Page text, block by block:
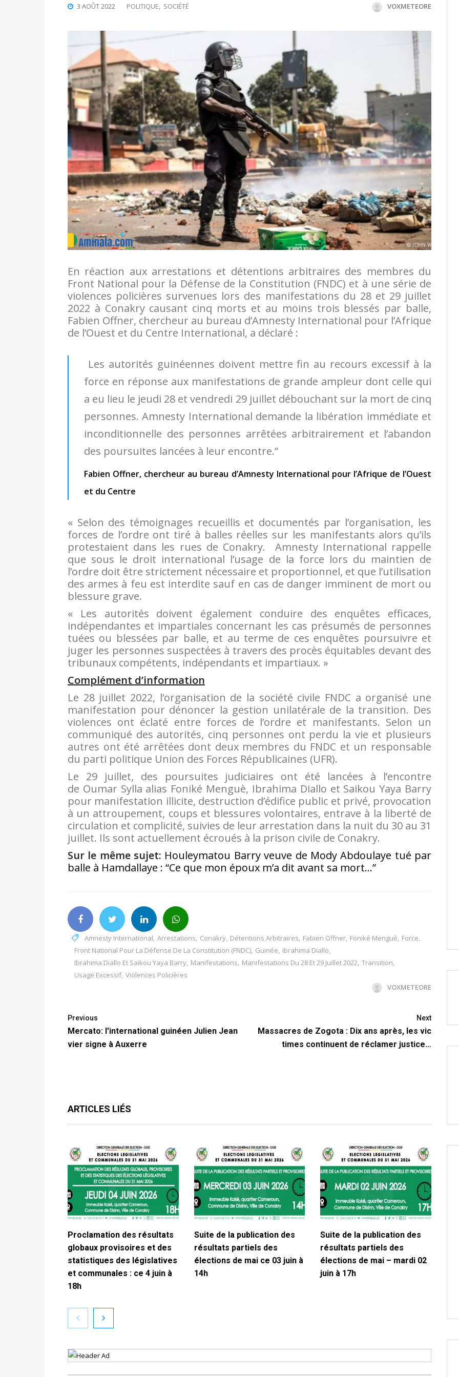
3 AOÛT 2022 POLITIQUE, SOCIÉTÉ VOXMETEORE
En réaction aux arrestations et détentions arbitraires des membres du
Front National pour la Défense de la Constitution (FNDC) et à une série de
violences policières survenues lors des manifestations du 28 et 29 juillet
2022 à Conakry causant cinq morts et au moins trois blessés par balle,
Fabien Offner, chercheur au bureau d’Amnesty International pour l’Afrique
de l’Ouest et du Centre International, a déclaré :
Les autorités guinéennes doivent mettre fin au recours excessif à la
force en réponse aux manifestations de grande ampleur dont celle qui
a eu lieu le jeudi 28 et vendredi 29 juillet débouchant sur la mort de cinq
personnes. Amnesty International demande la libération immédiate et
inconditionnelle des personnes arrêtées arbitrairement et l’abandon
des poursuites lancées à leur encontre.”
Fabien Offner, chercheur au bureau d’Amnesty International pour l’Afrique de l’Ouest
et du Centre
« Selon des témoignages recueillis et documentés par l’organisation, les
forces de l’ordre ont tiré à balles réelles sur les manifestants alors qu’ils
protestaient dans les rues de Conakry. Amnesty International rappelle
que sous le droit international l’usage de la force lors du maintien de
l’ordre doit être strictement nécessaire et proportionnel, et que l’utilisation
des armes à feu est interdite sauf en cas de danger imminent de mort ou
blessure grave.
« Les autorités doivent également conduire des enquêtes efficaces,
indépendantes et impartiales concernant les cas présumés de personnes
tuées ou blessées par balle, et au terme de ces enquêtes poursuivre et
juger les personnes suspectées à travers des procès équitables devant des
tribunaux compétents, indépendants et impartiaux. »
Complément d’information
Le 28 juillet 2022, l’organisation de la société civile FNDC a organisé une
manifestation pour dénoncer la gestion unilatérale de la transition. Des
violences ont éclaté entre forces de l’ordre et manifestants. Selon un
communiqué des autorités, cinq personnes ont perdu la vie et plusieurs
autres ont été arrêtées dont deux membres du FNDC et un responsable
du parti politique Union des Forces Républicaines (UFR).
Le 29 juillet, des poursuites judiciaires ont été lancées à l’encontre
de Oumar Sylla alias Foniké Menguè, Ibrahima Diallo et Saikou Yaya Barry
pour manifestation illicite, destruction d’édifice public et privé, provocation
à un attroupement, coups et blessures volontaires, entrave à la liberté de
circulation et complicité, suivies de leur arrestation dans la nuit du 30 au 31
juillet. Ils sont actuellement écroués à la prison civile de Conakry.
Sur le même sujet: Houleymatou Barry veuve de Mody Abdoulaye tué par
balle à Hamdallaye : “Ce que mon époux m’a dit avant sa mort…”
Amnesty International, Arrestations, Conakry, Détentions Arbitraires, Fabien Offner, Foniké Menguè, Force,
Front National Pour La Défense De La Constitution (FNDC), Guinée, Ibrahima Diallo,
Ibrahima Diallo Et Saikou Yaya Barry, Manifestations, Manifestations Du 28 Et 29 Juillet 2022, Transition,
Usage Excessif, Violences Policières
VOXMETEORE
Previous
Mercato: l'international guinéen Julien Jean
vier signe à Auxerre
Next
Massacres de Zogota : Dix ans après, les vic
times continuent de réclamer justice…
ARTICLES LIÉS
Proclamation des résultats
globaux provisoires et des
statistiques des législatives
et communales : ce 4 juin à
18h
Suite de la publication des
résultats partiels des
élections de mai ce 03 juin à
14h
Suite de la publication des
résultats partiels des
élections de mai – mardi 02
juin à 17h